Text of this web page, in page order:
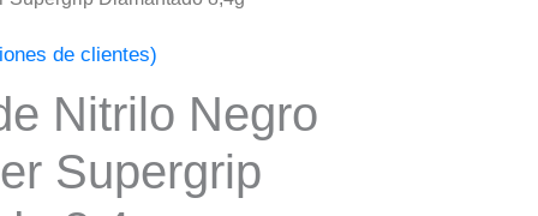
de clientes)
Nitrilo Negro
Supergrip